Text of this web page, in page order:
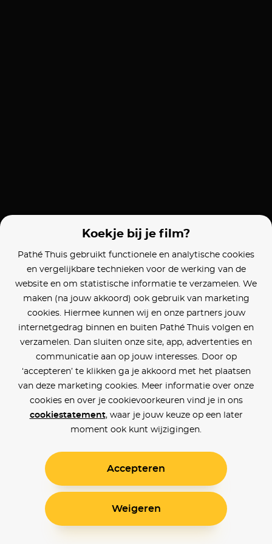
Koekje bij je film?
Pathé Thuis gebruikt functionele en analytische cookies
en vergelijkbare technieken voor de werking van de
website en om statistische informatie te verzamelen. We
maken (na jouw akkoord) ook gebruik van marketing
cookies. Hiermee kunnen wij en onze partners jouw
internetgedrag binnen en buiten Pathé Thuis volgen en
verzamelen. Dan sluiten onze site, app, advertenties en
communicatie aan op jouw interesses. Door op
‘accepteren’ te klikken ga je akkoord met het plaatsen
van deze marketing cookies. Meer informatie over onze
cookies en over je cookievoorkeuren vind je in ons
cookiestatement, waar je jouw keuze op een later
moment ook kunt wijzigingen.
Accepteren
Weigeren